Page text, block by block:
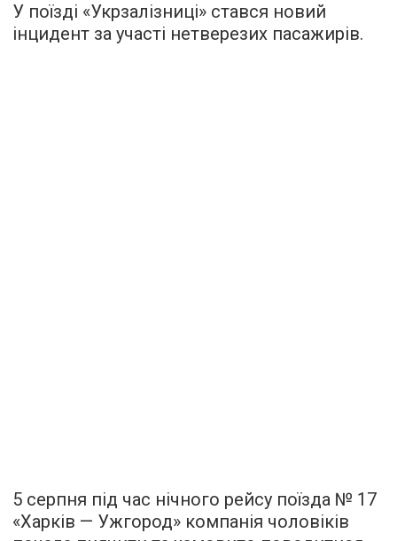
У поїзді «Укрзалізниці» стався новий
інцидент за участі нетверезих пасажирів.
5 серпня під час нічного рейсу поїзда № 17
«Харків — Ужгород» компанія чоловіків